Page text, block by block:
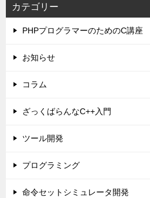
カテゴリー
PHPプログラマーのためのC講座
お知らせ
コラム
ざっくばらんなC++入門
ツール開発
プログラミング
命令セットシミュレータ開発